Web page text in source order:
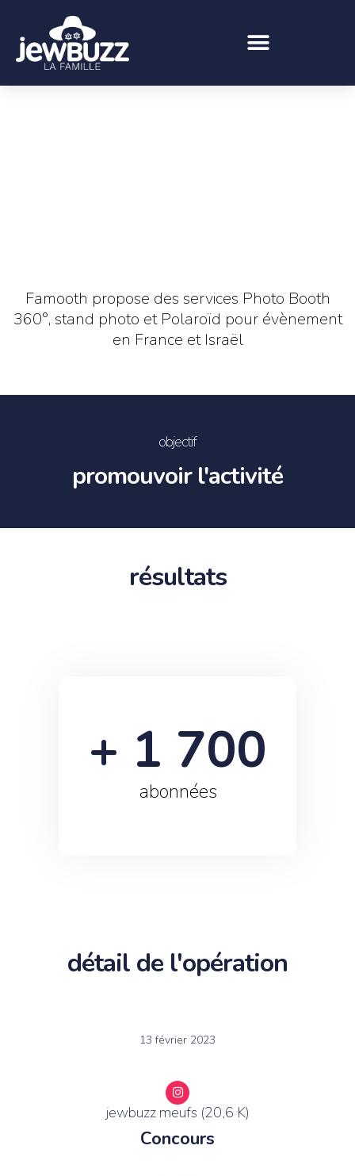
Famooth propose des services Photo Booth
360°, stand photo et Polaroïd pour évènement
en France et Israël
objectif
promouvoir l'activité
résultats
abonnées
+ 1 700
détail de l'opération
13 février 2023
jewbuzz meufs (20,6 K)
Concours